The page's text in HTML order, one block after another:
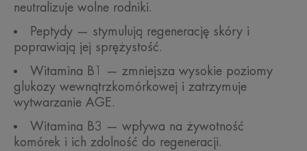
neutralizuje wolne rodniki.
Peptydy — stymulują regenerację skóry i
poprawiają jej sprężystość.
Witamina B1 — zmniejsza wysokie poziomy
glukozy wewnątrzkomórkowej i zatrzymuje
wytwarzanie AGE.
Witamina B3 — wpływa na żywotność
komórek i ich zdolność do regeneracji.